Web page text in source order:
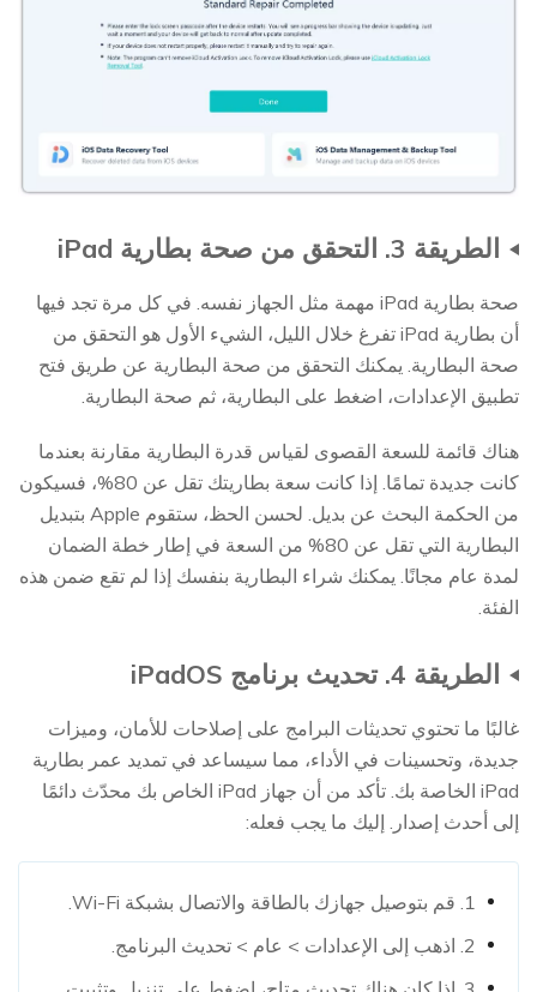
الطريقة 3. التحقق من صحة بطارية iPad
صحة بطارية iPad مهمة مثل الجهاز نفسه. في كل مرة تجد فيها
أن بطارية iPad تفرغ خلال الليل، الشيء الأول هو التحقق من
صحة البطارية. يمكنك التحقق من صحة البطارية عن طريق فتح
تطبيق الإعدادات، اضغط على البطارية، ثم صحة البطارية.
هناك قائمة للسعة القصوى لقياس قدرة البطارية مقارنة بعندما
كانت جديدة تمامًا. إذا كانت سعة بطاريتك تقل عن 80%، فسيكون
من الحكمة البحث عن بديل. لحسن الحظ، ستقوم Apple بتبديل
البطارية التي تقل عن 80% من السعة في إطار خطة الضمان
لمدة عام مجانًا. يمكنك شراء البطارية بنفسك إذا لم تقع ضمن هذه
الفئة.
الطريقة 4. تحديث برنامج iPadOS
غالبًا ما تحتوي تحديثات البرامج على إصلاحات للأمان، وميزات
جديدة، وتحسينات في الأداء، مما سيساعد في تمديد عمر بطارية
iPad الخاصة بك. تأكد من أن جهاز iPad الخاص بك محدّث دائمًا
إلى أحدث إصدار. إليك ما يجب فعله:
1. قم بتوصيل جهازك بالطاقة والاتصال بشبكة Wi-Fi.
2. اذهب إلى الإعدادات > عام > تحديث البرنامج.